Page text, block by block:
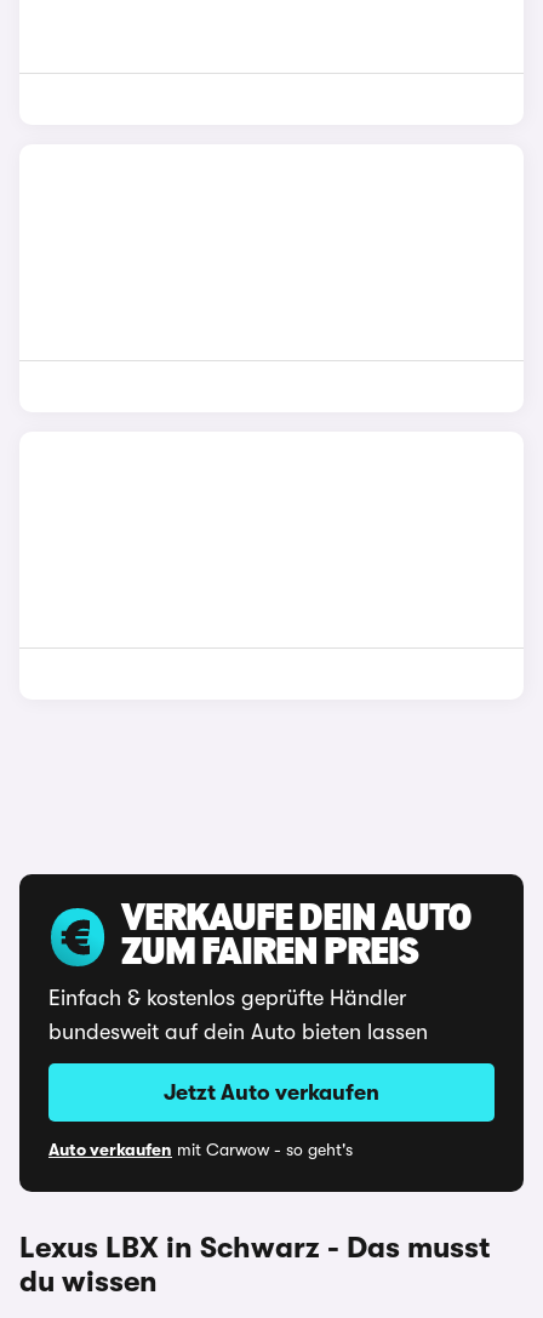
VERKAUFE DEIN AUTO
ZUM FAIREN PREIS
Einfach & kostenlos geprüfte Händler
bundesweit auf dein Auto bieten lassen
Jetzt Auto verkaufen
Auto verkaufen mit Carwow - so geht's
Lexus LBX in Schwarz - Das musst
du wissen